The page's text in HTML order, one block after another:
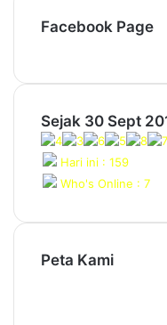
Facebook Page
Sejak 30 Sept
Hari ini : 159
Who's Online : 7
Peta Kami